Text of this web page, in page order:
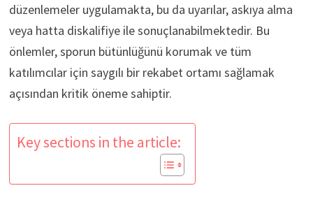
düzenlemeler uygulamakta, bu da uyarılar, askıya alma
veya hatta diskalifiye ile sonuçlanabilmektedir. Bu
önlemler, sporun bütünlüğünü korumak ve tüm
katılımcılar için saygılı bir rekabet ortamı sağlamak
açısından kritik öneme sahiptir.
Key sections in the article: